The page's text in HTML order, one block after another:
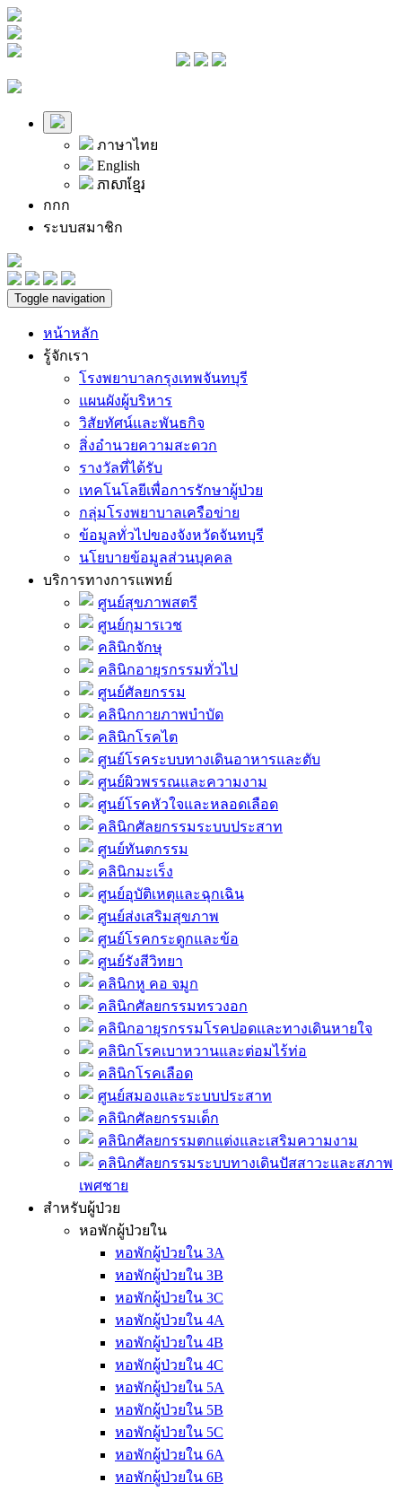
ภาษาไทย
English
ភាសាខ្មែរ
กกก
ระบบสมาชิก
Toggle navigation
หน้าหลัก
รู้จักเรา
โรงพยาบาลกรุงเทพจันทบุรี
แผนผังผู้บริหาร
วิสัยทัศน์และพันธกิจ
สิ่งอำนวยความสะดวก
รางวัลที่ได้รับ
เทคโนโลยีเพื่อการรักษาผู้ป่วย
กลุ่มโรงพยาบาลเครือข่าย
ข้อมูลทั่วไปของจังหวัดจันทบุรี
นโยบายข้อมูลส่วนบุคคล
บริการทางการแพทย์
ศูนย์สุขภาพสตรี
ศูนย์กุมารเวช
คลินิกจักษุ
คลินิกอายุรกรรมทั่วไป
ศูนย์ศัลยกรรม
คลินิกกายภาพบำบัด
คลินิกโรคไต
ศูนย์โรคระบบทางเดินอาหารและตับ
ศูนย์ผิวพรรณและความงาม
ศูนย์โรคหัวใจและหลอดเลือด
คลินิกศัลยกรรมระบบประสาท
ศูนย์ทันตกรรม
คลินิกมะเร็ง
ศูนย์อุบัติเหตุและฉุกเฉิน
ศูนย์ส่งเสริมสุขภาพ
ศูนย์โรคกระดูกและข้อ
ศูนย์รังสีวิทยา
คลินิกหู คอ จมูก
คลินิกศัลยกรรมทรวงอก
คลินิกอายุรกรรมโรคปอดและทางเดินหายใจ
คลินิกโรคเบาหวานและต่อมไร้ท่อ
คลินิกโรคเลือด
ศูนย์สมองและระบบประสาท
คลินิกศัลยกรรมเด็ก
คลินิกศัลยกรรมตกแต่งและเสริมความงาม
คลินิกศัลยกรรมระบบทางเดินปัสสาวะและสภาพ
เพศชาย
สำหรับผู้ป่วย
หอพักผู้ป่วยใน
หอพักผู้ป่วยใน 3A
หอพักผู้ป่วยใน 3B
หอพักผู้ป่วยใน 3C
หอพักผู้ป่วยใน 4A
หอพักผู้ป่วยใน 4B
หอพักผู้ป่วยใน 4C
หอพักผู้ป่วยใน 5A
หอพักผู้ป่วยใน 5B
หอพักผู้ป่วยใน 5C
หอพักผู้ป่วยใน 6A
หอพักผู้ป่วยใน 6B